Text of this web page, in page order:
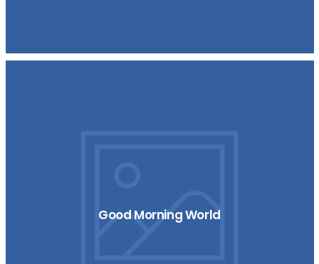
Good Morning World